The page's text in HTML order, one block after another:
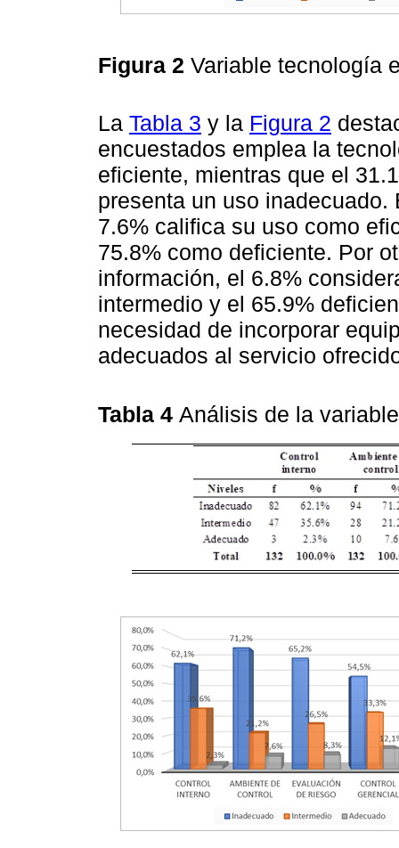
Figura 2 Variable tecnología
La Tabla 3 y la Figura 2
encuestados emplea la
eficiente, mientras que el
presenta un uso
7.6% califica su uso como
75.8% como deficiente. Por
información, el 6.8%
intermedio y el 65.9%
necesidad de incorporar
adecuados al servicio
Tabla 4 Análisis de la